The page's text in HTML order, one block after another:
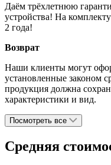
Даём трёхлетнюю
устройства! На
2 года!
Возврат
Наши клиенты могут
установленные законом
продукция должна
характеристики и вид.
Посмотреть все
Средняя